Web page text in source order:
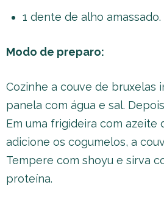
1 dente de alho amassado.
Modo de preparo:
Cozinhe a couve de bruxelas
panela com água e sal.
Em uma frigideira com azeite
adicione os cogumelos, a
Tempere com shoyu e sirva
proteína.